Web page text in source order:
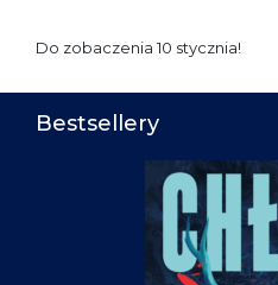
Do zobaczenia 10 stycznia!
Bestsellery